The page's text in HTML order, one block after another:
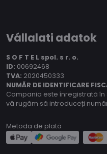
Vállalati adatok
S O F T E L spol. s r. o.
ID: 00692468
TVA: 2020450333
NUMĂR DE IDENTIFICARE
Compania este înregistrată în
vă rugăm să introduceți
Metoda de plată